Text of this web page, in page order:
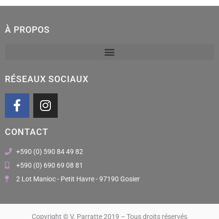
À PROPOS
RÉSEAUX SOCIAUX
F
a
e
b
o
o
k
I
n
t
a
g
r
a
CONTACT
+590 (0) 590 84 49 82
+590 (0) 690 69 08 81
2 Lot Manioc - Petit Havre - 97190 Gosier
Copyright © V. Parratte 2019 – Tous droits réservés